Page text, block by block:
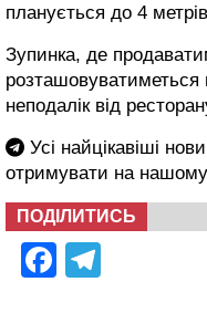
планується до 4
Зупинка, де
розташовуватиметься
неподалік від
Усі найцікавіші
отримувати на нашому
ПОДІЛИТИСЬ
Facebook